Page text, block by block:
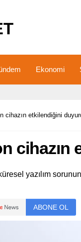
Ekonomi
cihazın etkilendiğini
yazılım
ABONE OL